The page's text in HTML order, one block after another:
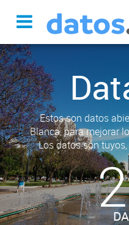
Estos son datos
Blanca, para mejorar
Los datos son